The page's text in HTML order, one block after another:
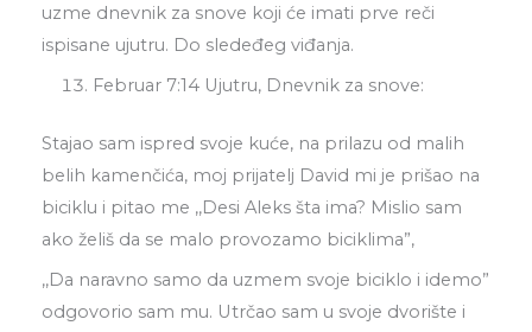
uzme dnevnik za snove koji će imati prve reči
ispisane ujutru. Do sledeđeg viđanja.
Februar 7:14 Ujutru, Dnevnik za snove:
Stajao sam ispred svoje kuće, na prilazu od malih
belih kamenčića, moj prijatelj David mi je prišao na
biciklu i pitao me ,,Desi Aleks šta ima? Mislio sam
ako želiš da se malo provozamo biciklima”,
,,Da naravno samo da uzmem svoje biciklo i idemo”
odgovorio sam mu. Utrčao sam u svoje dvorište i